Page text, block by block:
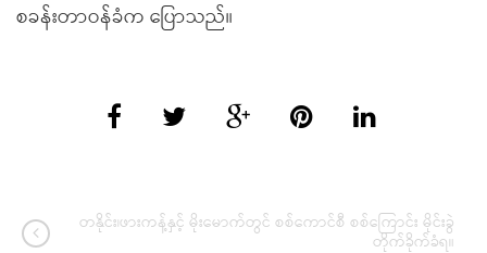
စခန်းတာဝန်ခံက ပြောသည်။
တနိုင်း၊ဖားကန့်နှင့် မိုးမောက်တွင် စစ်ကောင်စီ စစ်ကြောင်း မိုင်းခွဲ
တိုက်ခိုက်ခံရ။